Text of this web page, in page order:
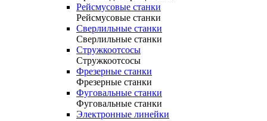
Рейсмусовые станки
Рейсмусовые станки
Сверлильные станки
Сверлильные станки
Стружкоотсосы
Стружкоотсосы
Фрезерные станки
Фрезерные станки
Фуговальные станки
Фуговальные станки
Электронные линейки